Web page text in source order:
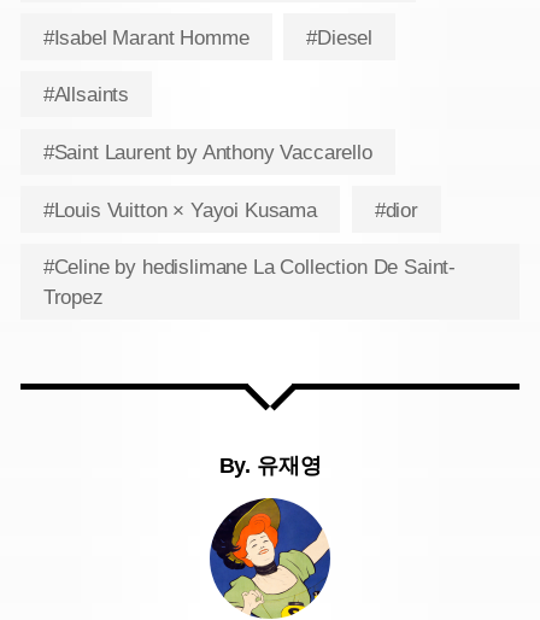
#Isabel Marant Homme #Diesel
#Allsaints
#Saint Laurent by Anthony Vaccarello
#Louis Vuitton × Yayoi Kusama #dior
#Celine by hedislimane La Collection De Saint-
Tropez
By. 유재영